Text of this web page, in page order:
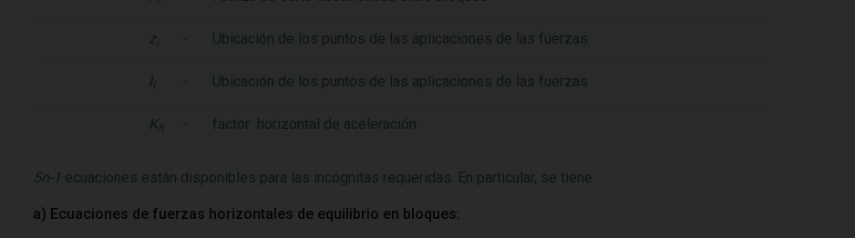
z - Ubicación de los puntos de las aplicaciones de las fuerzas
l - Ubicación de los puntos de las aplicaciones de las fuerzas
K - factor horizontal de aceleración
5n-1 ecuaciones están disponibles para las incógnitas requeridas. En particular, se tiene:
a) Ecuaciones de fuerzas horizontales de equilibrio en bloques: